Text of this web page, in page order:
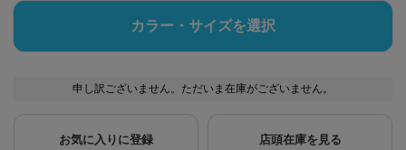
カラー・サイズを選択
申し訳ございません。ただいま在庫がございません。
お気に入りに登録 店頭在庫を見る